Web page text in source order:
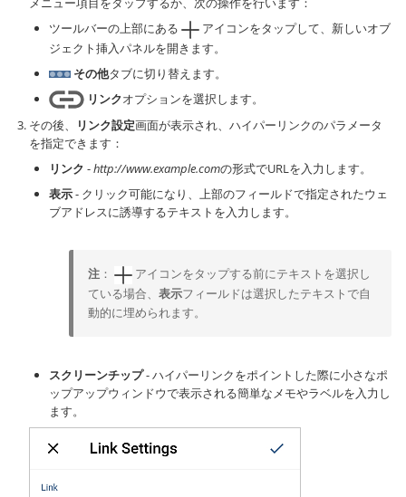
ツールバーの上部にある
アイコンをタップして、新しいオブ
ジェクト挿入パネルを開きます。
その他タブに切り替えます。
リンクオプションを選択します。
その後、
リンク設定画面が表示され、ハイパーリンクのパラメータ
を指定できます：
リンク -http://www.example.comの形式でURLを入力します。
表示- クリック可能になり、上部のフィールドで指定されたウェ
ブアドレスに誘導するテキストを入力します。
注 ：
アイコンをタップする前にテキストを選択し
ている場合、 表示フィールドは選択したテキストで自
動的に埋められます。
スクリーンチップ- ハイパーリンクをポイントした際に小さなポ
ップアップウィンドウで表示される簡単なメモやラベルを入力し
ます。